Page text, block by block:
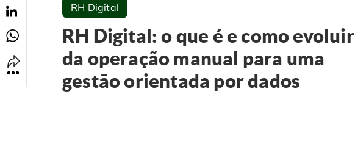
RH Digital
RH Digital: o que é e como evoluir
da operação manual para uma
gestão orientada por dados